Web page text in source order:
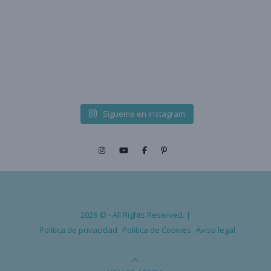
Sígueme en Instagram
2026 © - All Rights Reserved. |
Política de privacidad Política de Cookies Aviso legal